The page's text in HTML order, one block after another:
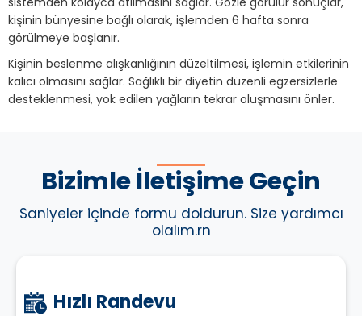
kişinin bünyesine bağlı olarak, işlemden 6 hafta sonra
görülmeye başlanır.
Kişinin beslenme alışkanlığının düzeltilmesi, işlemin etkilerinin
kalıcı olmasını sağlar. Sağlıklı bir diyetin düzenli egzersizlerle
desteklenmesi, yok edilen yağların tekrar oluşmasını önler.
Bizimle İletişime Geçin
Saniyeler içinde formu doldurun. Size yardımcı
olalım.rn
Hızlı Randevu